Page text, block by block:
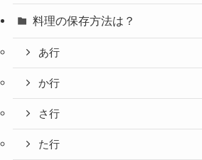
料理の保存方法は？
あ行
か行
さ行
た行